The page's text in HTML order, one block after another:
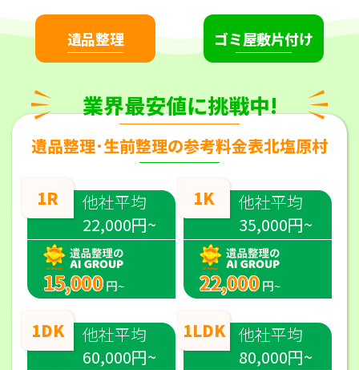
遺品整理 ゴミ屋敷片付け
業界最安値に挑戦中!
遺品整理･生前整理の参考料金表北塩原村
1R
他社平均
22,000円~
15,000 円~
1DK
他社平均
60,000円~
1K
他社平均
35,000円~
22,000 円~
1LDK 他社平均
80,000円~